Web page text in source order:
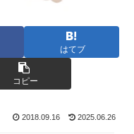
はてブ
コピー
2018.09.16 2025.06.26